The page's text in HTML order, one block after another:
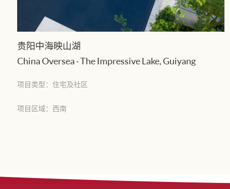
贵阳中海映山湖
China Oversea · The Impressive Lake, Guiyang
项目类型：住宅及社区
项目区域：西南